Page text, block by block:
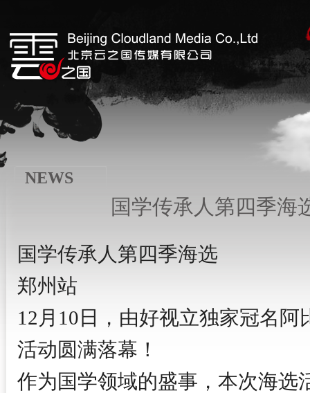
NEWS
国学传承人第四季海
国学传承人第四季海选
郑州站
12月10日，由好视立独家冠名
活动圆满落幕！
作为国学领域的盛事，本次海选